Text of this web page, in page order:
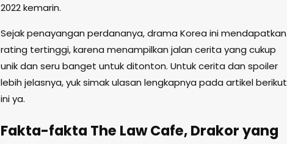
2022 kemarin.
Sejak penayangan perdananya, drama Korea ini mendapatkan
rating tertinggi, karena menampilkan jalan cerita yang cukup
unik dan seru banget untuk ditonton. Untuk cerita dan spoiler
lebih jelasnya, yuk simak ulasan lengkapnya pada artikel berikut
ini ya.
Fakta-fakta The Law Cafe, Drakor yang